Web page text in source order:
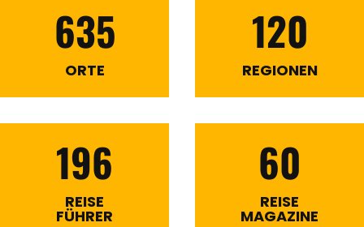
635
ORTE
120
REGIONEN
196
REISE
FÜHRER
60
REISE
MAGAZINE